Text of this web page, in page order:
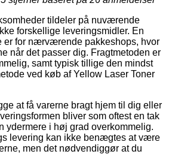
tildeler på nuværende
forskellige leveringsmidler. En
er for nærværende pakkeshops, hvor
når det passer dig. Fragtmetoden er
samt typisk tillige den mindst
ved køb af Yellow Laser Toner
at få varerne bragt hjem til dig eller
bliver som oftest en tak
ydermere i høj grad overkommelig.
levering kan ikke benægtes at være
men det nødvendiggør at du